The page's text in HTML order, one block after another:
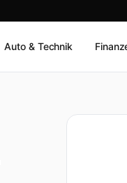
Auto & Technik